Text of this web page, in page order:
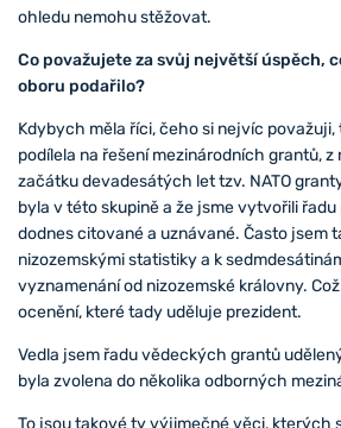
ohledu nemohu stěžovat.
Co považujete za svůj největší úspěch,
oboru podařilo?
Kdybych měla říci, čeho si nejvíc považuji,
podílela na řešení mezinárodních grantů,
začátku devadesátých let tzv. NATO
byla v této skupině a že jsme vytvořili
dodnes citované a uznávané. Často jsem
nizozemskými statistiky a k
vyznamenání od nizozemské královny.
ocenění, které tady uděluje prezident.
Vedla jsem řadu vědeckých grantů
byla zvolena do několika odborných
To jsou takové ty výjimečné věci, kterých